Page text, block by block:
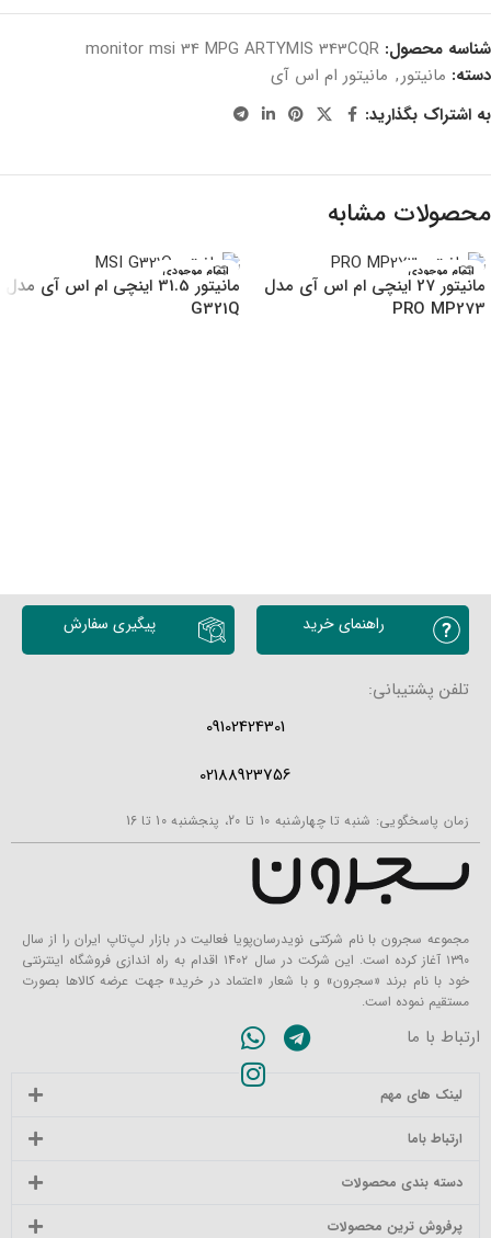
شناسه محصول: monitor msi 34 MPG ARTYMIS 343CQR
دسته: مانیتور, مانیتور ام اس آی
به اشتراک بگذارید:
محصولات مشابه
اتمام موجودی
مانیتور 27 اینچی ام اس آی مدل
PRO MP273
اتمام موجودی
مانیتور 31.5 اینچی ام اس آی مدل
G321Q
راهنمای خرید پیگیری سفارش
تلفن پشتیبانی:
09102424301
02188923756
زمان پاسخگویی: شنبه تا چهارشنبه 10 تا 20، پنجشنبه 10 تا 16
مجموعه سجرون با نام شرکتی نویدرسان‌پویا فعالیت در بازار لپ‌تاپ ایران را از سال
۱۳۹۰ آغاز کرده است. این شرکت در سال ۱۴۰۲ اقدام به راه اندازی فروشگاه اینترنتی
خود با نام برند «سجرون» و با شعار «اعتماد در خرید» جهت عرضه کالاها بصورت
مستقیم نموده است.
ارتباط با ما
لینک های مهم
ارتباط باما
دسته بندی محصولات
پرفروش ترین محصولات